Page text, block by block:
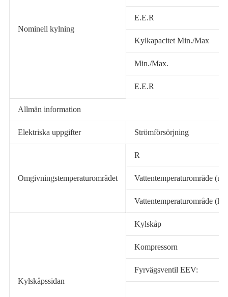
Nominell kylning
E.E.R
Kylkapacitet Min./Max
Min./Max.
E.E.R
Allmän information
Elektriska uppgifter Strömförsörjning
Omgivningstemperaturområdet
R
Vattentemperaturområde
Vattentemperaturområde
Kylskåpssidan
Kylskåp
Kompressorn
Fyrvägsventil EEV: